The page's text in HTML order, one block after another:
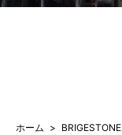
ホーム BRIGESTONE